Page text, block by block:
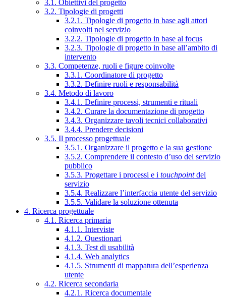
3.1. Obiettivi del progetto
3.2. Tipologie di progetti
3.2.1. Tipologie di progetto in base agli attori
coinvolti nel servizio
3.2.2. Tipologie di progetto in base al focus
3.2.3. Tipologie di progetto in base all’ambito di
intervento
3.3. Competenze, ruoli e figure coinvolte
3.3.1. Coordinatore di progetto
3.3.2. Definire ruoli e responsabilità
3.4. Metodo di lavoro
3.4.1. Definire processi, strumenti e rituali
3.4.2. Curare la documentazione di progetto
3.4.3. Organizzare tavoli tecnici collaborativi
3.4.4. Prendere decisioni
3.5. Il processo progettuale
3.5.1. Organizzare il progetto e la sua gestione
3.5.2. Comprendere il contesto d’uso del servizio
pubblico
3.5.3. Progettare i processi e i touchpointdel
servizio
3.5.4. Realizzare l’interfaccia utente del servizio
3.5.5. Validare la soluzione ottenuta
4. Ricerca progettuale
4.1. Ricerca primaria
4.1.1. Interviste
4.1.2. Questionari
4.1.3. Test di usabilità
4.1.4. Web analytics
4.1.5. Strumenti di mappatura dell’esperienza
utente
4.2. Ricerca secondaria
4.2.1. Ricerca documentale